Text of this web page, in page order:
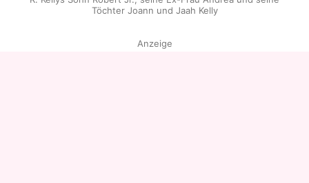
Töchter Joann und Jaah Kelly
Anzeige